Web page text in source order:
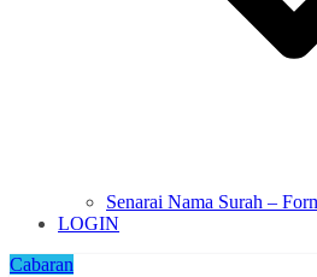
Senarai Nama Surah –
LOGIN
Cabaran